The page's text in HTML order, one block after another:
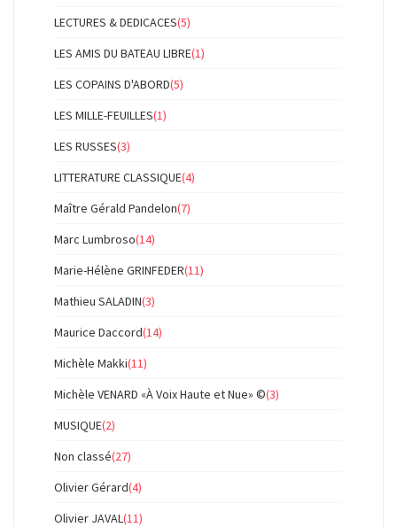
LECTURES & DEDICACES(5)
LES AMIS DU BATEAU LIBRE(1)
LES COPAINS D'ABORD(5)
LES MILLE-FEUILLES(1)
LES RUSSES(3)
LITTERATURE CLASSIQUE(4)
Maître Gérald Pandelon(7)
Marc Lumbroso(14)
Marie-Hélène GRINFEDER(11)
Mathieu SALADIN(3)
Maurice Daccord(14)
Michèle Makki(11)
Michèle VENARD «À Voix Haute et Nue» ©(3)
MUSIQUE(2)
Non classé(27)
Olivier Gérard(4)
Olivier JAVAL(11)